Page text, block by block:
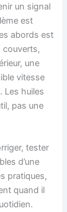
un signal
est
abords est
couverts,
une
vitesse
Les huiles
pas une
tester
d’une
pratiques,
quand il